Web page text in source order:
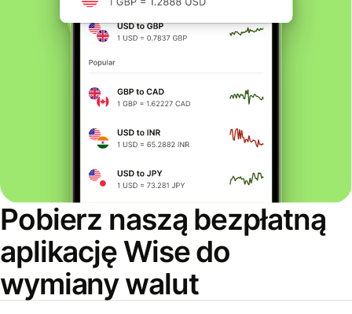
Pobierz naszą bezpłatną
aplikację Wise do
wymiany walut